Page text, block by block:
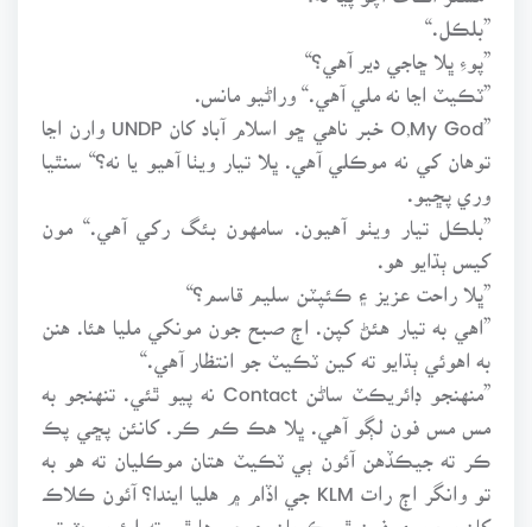
”بلڪل.“
”پوءِ ڀلا ڇاجي دير آهي؟“
”ٽڪيٽ اڃا نه ملي آهي.“ وراڻيو مانس.
”O,My God خبر ناهي ڇو اسلام آباد کان UNDP وارن اڃا
توهان کي نه موڪلي آهي. ڀلا تيار ويٺا آهيو يا نه؟“ سنٿيا
”بلڪل تيار ويٺو آهيون. سامهون بئگ رکي آهي.“ مون
کيس ٻڌايو هو.
”ڀلا راحت عزيز ۽ ڪئپٽن سليم قاسم؟“
”اهي به تيار هئڻ کپن. اڄ صبح جون مونکي مليا هئا. هنن
به اهوئي ٻڌايو ته کين ٽڪيٽ جو انتظار آهي.“
”منهنجو ڊائريڪٽ ساڻن Contact نه پيو ٿئي. تنهنجو به
مس مس فون لڳو آهي. ڀلا هڪ ڪم ڪر. کانئن پڇي پڪ
ڪر ته جيڪڏهن آئون ٻي ٽڪيٽ هتان موڪليان ته هو به
تو وانگر اڄ رات KLM جي اڏام ۾ هليا ايندا؟ آئون ڪلاڪ
کان پوءِ وري فون ٿي ڪريان. ۽ جي ها ٿيو ته ايئرپورٽ تي